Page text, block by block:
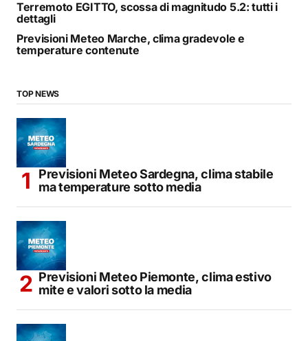
Terremoto EGITTO, scossa di magnitudo 5.2: tutti i
dettagli
Previsioni Meteo Marche, clima gradevole e
temperature contenute
TOP NEWS
Previsioni Meteo Sardegna, clima stabile
ma temperature sotto media
Previsioni Meteo Piemonte, clima estivo
mite e valori sotto la media